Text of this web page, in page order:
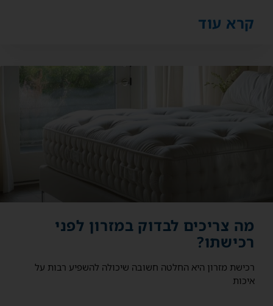
קרא עוד
מה צריכים לבדוק במזרון לפני
רכישתו?
רכישת מזרון היא החלטה חשובה שיכולה להשפיע רבות על
איכות